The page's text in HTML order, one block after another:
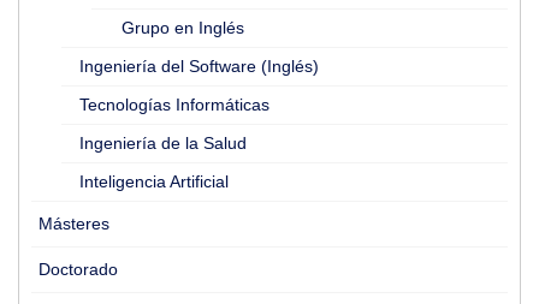
Grupo en Inglés
Ingeniería del Software (Inglés)
Tecnologías Informáticas
Ingeniería de la Salud
Inteligencia Artificial
Másteres
Doctorado